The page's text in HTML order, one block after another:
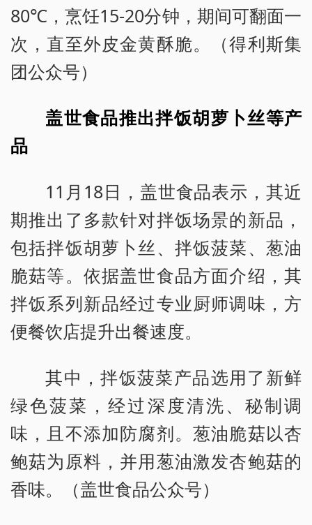
80℃，烹饪15-20分钟，期间可翻面一
次，直至外皮金黄酥脆。（得利斯集
团公众号）
盖世食品推出拌饭胡萝卜丝等产
品
11月18日，盖世食品表示，其近
期推出了多款针对拌饭场景的新品，
包括拌饭胡萝卜丝、拌饭菠菜、葱油
脆菇等。依据盖世食品方面介绍，其
拌饭系列新品经过专业厨师调味，方
便餐饮店提升出餐速度。
其中，拌饭菠菜产品选用了新鲜
绿色菠菜，经过深度清洗、秘制调
味，且不添加防腐剂。葱油脆菇以杏
鲍菇为原料，并用葱油激发杏鲍菇的
香味。（盖世食品公众号）